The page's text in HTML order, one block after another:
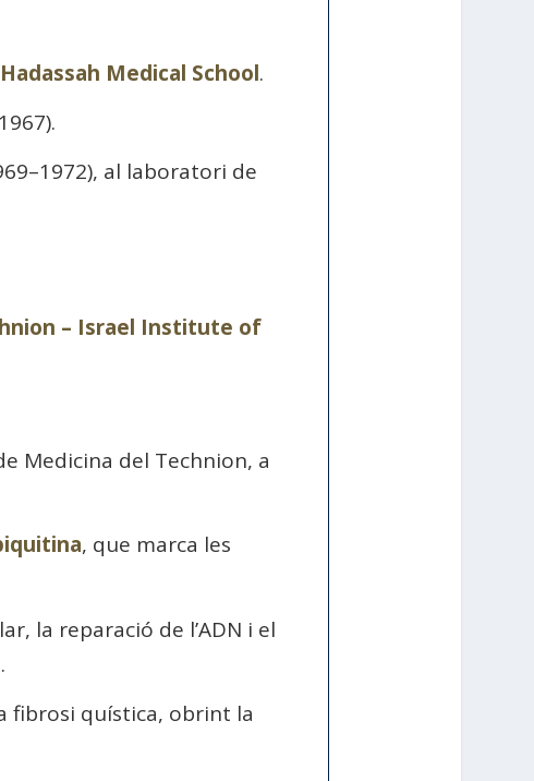
Medical School.
al laboratori de
– Israel Institute of
Medicina del Technion, a
, que marca les
la reparació de l’ADN i el
fibrosi quística, obrint la